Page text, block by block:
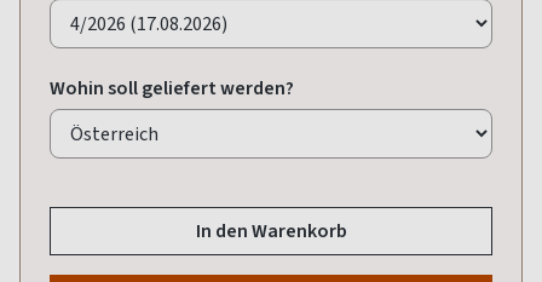
Wohin soll geliefert werden?
In den Warenkorb